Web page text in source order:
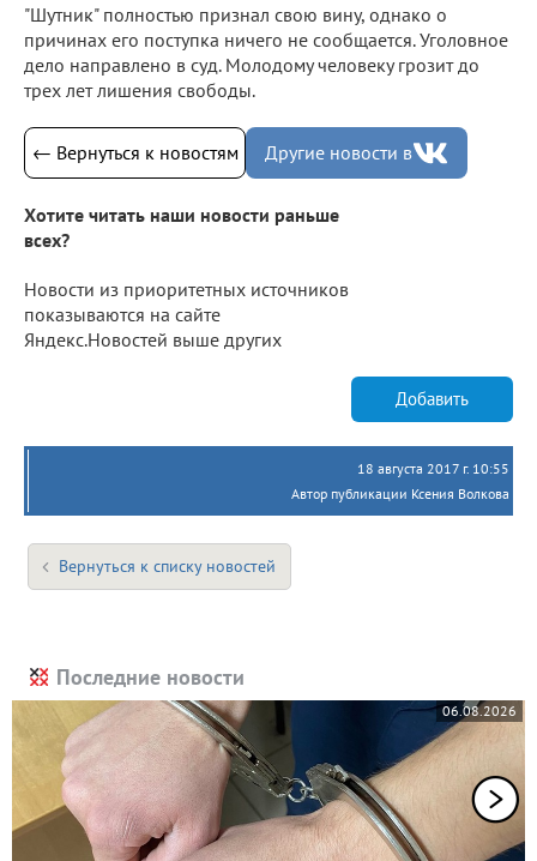
"Шутник" полностью признал свою вину, однако о
причинах его поступка ничего не сообщается. Уголовное
дело направлено в суд. Молодому человеку грозит до
трех лет лишения свободы.
← Вернуться к новостям Другие новости в
Хотите читать наши новости раньше
всех?
Новости из приоритетных источников
показываются на сайте
Яндекс.Новостей выше других
Добавить
18 августа 2017 г. 10:55
Автор публикации Ксения Волкова
Вернуться к списку новостей
Последние новости
06.08.2026